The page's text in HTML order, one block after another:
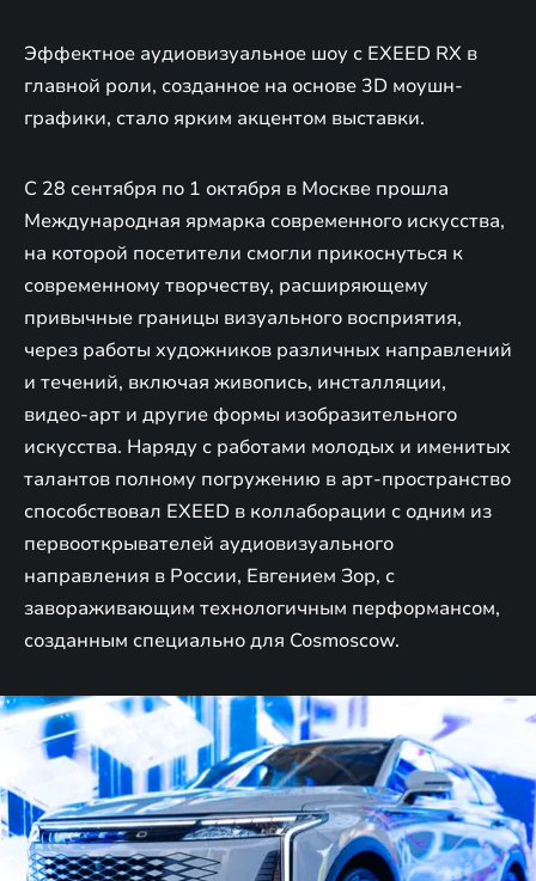
Эффектное аудиовизуальное шоу с EXEED RX в
главной роли, созданное на основе 3D моушн-
графики, стало ярким акцентом выставки.
С 28 сентября по 1 октября в Москве прошла
Международная ярмарка современного искусства,
на которой посетители смогли прикоснуться к
современному творчеству, расширяющему
привычные границы визуального восприятия,
через работы художников различных направлений
и течений, включая живопись, инсталляции,
видео-арт и другие формы изобразительного
искусства. Наряду с работами молодых и именитых
талантов полному погружению в арт-пространство
способствовал EXEED в коллаборации с одним из
первооткрывателей аудиовизуального
направления в России, Евгением Зор, с
завораживающим технологичным перформансом,
созданным специально для Cosmoscow.